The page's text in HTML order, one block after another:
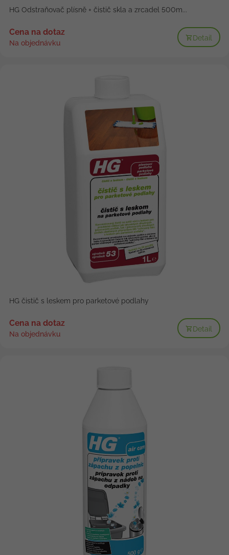
HG Odstraňovač plísně + čistič skla a zrcadel 500m...
Cena na dotaz
Na objednávku
Detail
HG čistič s leskem pro parketové podlahy
Cena na dotaz
Na objednávku
Detail